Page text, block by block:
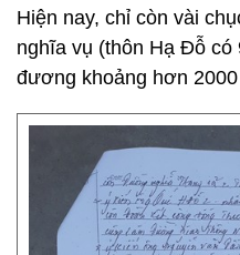
Hiện nay, chỉ còn vài
nghĩa vụ (thôn Hạ Đỗ
đương khoảng hơn